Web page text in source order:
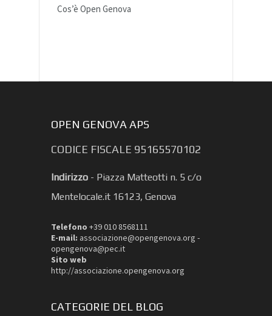
Cos’è Open Genova
OPEN GENOVA APS
CODICE FISCALE 95165570102
Indirizzo - Piazza Matteotti n. 5 c/o
Mentelocale.it 16123, Genova
Telefono +39 010 8568111
E-mail: associazione@opengenova.org -
opengenova@pec.it
Sito web
http://associazione.opengenova.org
CATEGORIE DEL BLOG